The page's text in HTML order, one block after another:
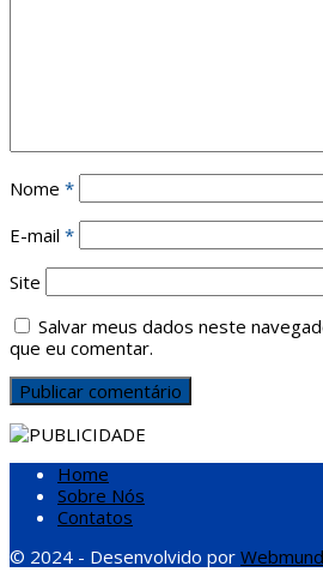
Nome *
E-mail *
Site
Salvar meus dados neste
que eu comentar.
Home
Sobre Nós
Contatos
© 2024 - Desenvolvido por